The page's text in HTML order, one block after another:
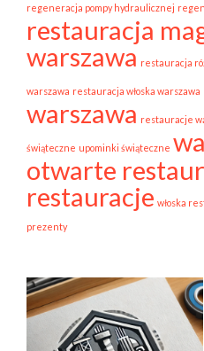
regeneracja pompy hydraulicznej
restauracja
warszawa restauracja
warszawa restauracja włoska warszawa
warszawa restauracje
świąteczne upominki świąteczne
otwarte
restauracje włoska
prezenty